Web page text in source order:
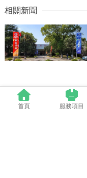
相關新聞
首頁 服務項目